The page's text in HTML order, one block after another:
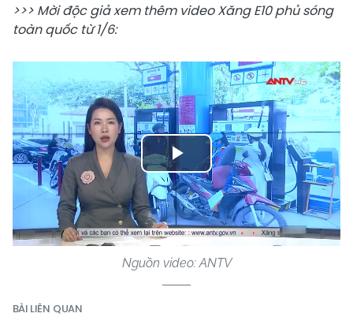
>>> Mời độc giả xem thêm video Xăng E10 phủ sóng
toàn quốc từ 1/6:
Play
Video
Nguồn video: ANTV
BÀI LIÊN QUAN